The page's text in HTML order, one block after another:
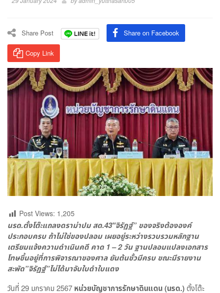
Share Post Share on Facebook
Copy Link
Post Views: 1,205
นรด.ตั้งโต๊ะแถลงดราม่าปม สด.43″จิรัฏฐ์” ของจริงต้ององค์
ประกอบครบ ถ้าไม่ใช่ของปลอม เผยอยู่ระหว่างรวบรวมหลักฐาน
เตรียมแจ้งความดำเนินคดี คาด 1 – 2 วัน ฐานปลอมแปลงเอกสาร
โทษขึ้นอยู่ที่การพิจารณาของศาล ยันต้นขั้วมีครบ ขณะมีรายงาน
สะพัด”จิรัฏฐ์”ไม่ได้มาจับใบดำใบแดง
วันที่ 29 มกราคม 2567 หน่วยบัญชาการรักษาดินแดน (นรด.)ตั้งโต๊ะ